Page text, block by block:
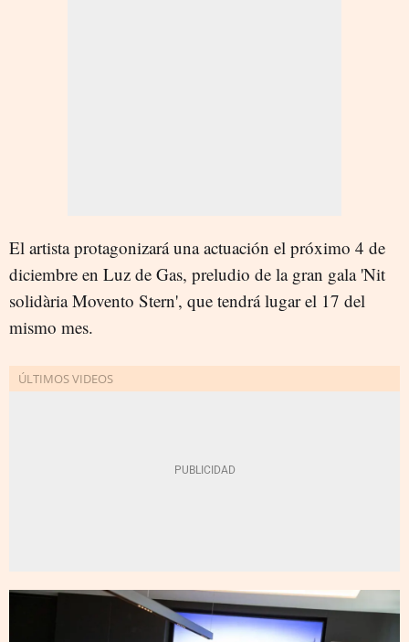
El artista protagonizará una actuación el próximo 4 de
diciembre en Luz de Gas, preludio de la gran gala 'Nit
solidària Movento Stern', que tendrá lugar el 17 del
mismo mes.